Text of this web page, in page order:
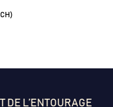
DE L’ENTOURAGE